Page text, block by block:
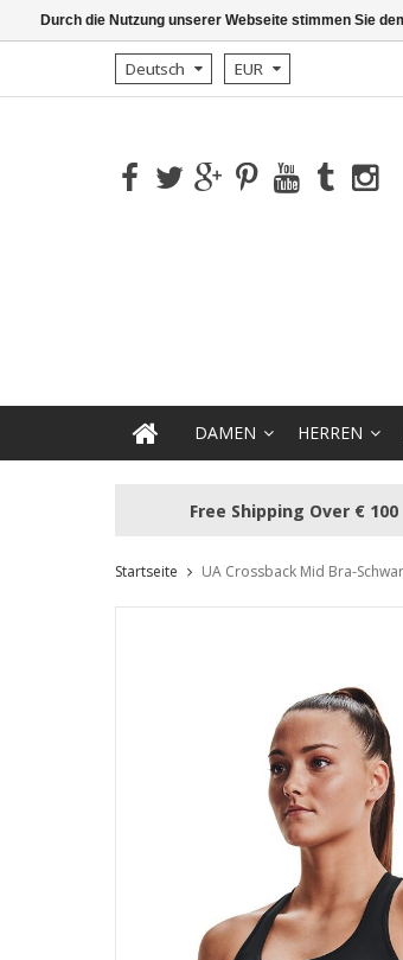
Deutsch EUR
DAMEN HERREN
Free Shipping Over € 100
Startseite UA Crossback Mid Bra-
Durch die Nutzung unserer Webseite stimmen Sie